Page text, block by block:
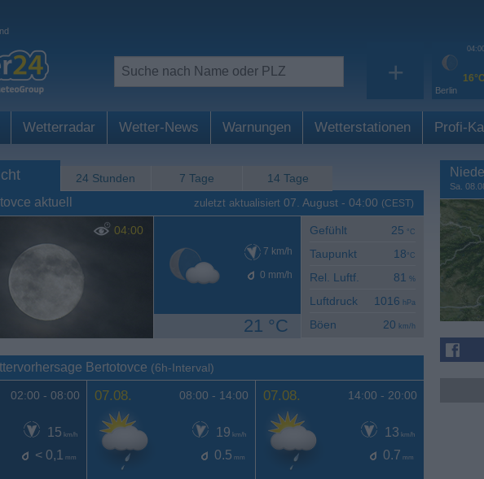
+ 16°C
Berlin
Wetterradar Wetter-News Warnungen Wetterstationen Profi-
24 Stunden 7 Tage 14 Tage
aktuell zuletzt aktualisiert 07. August - 04:00 (CEST)
04:00
7 km/h
0 mm/h
21 °C
Gefühlt 25 °C
Taupunkt 18 °C
Rel. Luftf. 81 %
Luftdruck 1016 hPa
Böen 20 km/h
Bertotovce (6h-Interval)
02:00 - 08:00
15 km/h
< 0,1 mm
07.08. 08:00 - 14:00
19 km/h
0.5 mm
07.08. 14:00 - 20:00
13 km/h
0.7 mm
Sa.